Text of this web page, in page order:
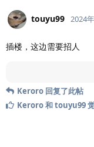
touyu99 2024
插楼，这边需要招人
Keroro 回复了此帖
Keroro和touyu99